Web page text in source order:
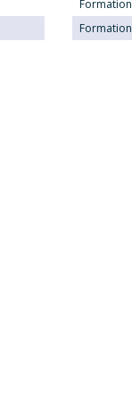
Formation
Formation